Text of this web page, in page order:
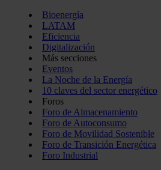
Bioenergía
LATAM
Eficiencia
Digitalización
Más secciones
Eventos
La Noche de la Energía
10 claves del sector energético
Foros
Foro de Almacenamiento
Foro de Autoconsumo
Foro de Movilidad Sostenible
Foro de Transición Energética
Foro Industrial